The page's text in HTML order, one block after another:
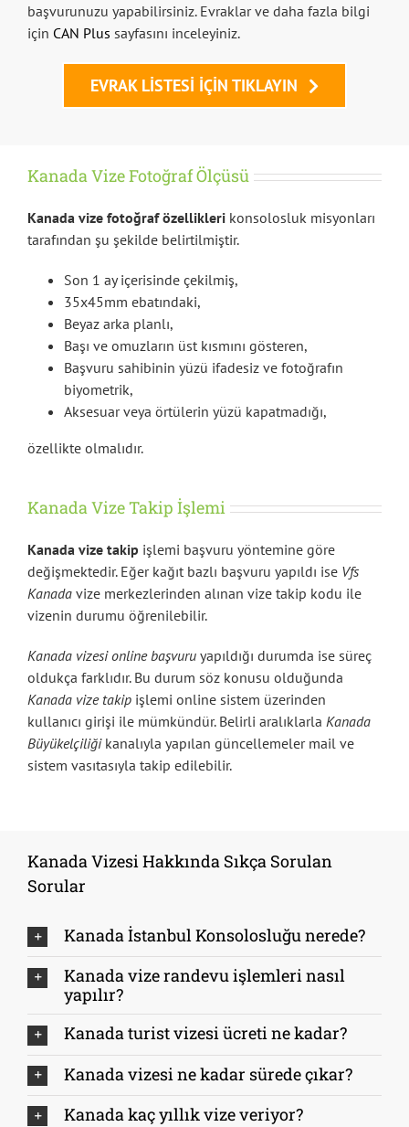
başvurunuzu yapabilirsiniz. Evraklar ve daha fazla bilgi
için CAN Plus sayfasını inceleyiniz.
EVRAK LISTESI IÇIN TIKLAYIN
Kanada Vize Fotoğraf Ölçüsü
Kanada vize fotoğraf özellikleri konsolosluk misyonları
tarafından şu şekilde belirtilmiştir.
Son 1 ay içerisinde çekilmiş,
35x45mm ebatındaki,
Beyaz arka planlı,
Başı ve omuzların üst kısmını gösteren,
Başvuru sahibinin yüzü ifadesiz ve fotoğrafın
biyometrik,
Aksesuar veya örtülerin yüzü kapatmadığı,
özellikte olmalıdır.
Kanada Vize Takip İşlemi
Kanada vize takip işlemi başvuru yöntemine göre
değişmektedir. Eğer kağıt bazlı başvuru yapıldı ise Vfs
Kanada vize merkezlerinden alınan vize takip kodu ile
vizenin durumu öğrenilebilir.
Kanada vizesi online başvuru yapıldığı durumda ise süreç
oldukça farklıdır. Bu durum söz konusu olduğunda
Kanada vize takip işlemi online sistem üzerinden
kullanıcı girişi ile mümkündür. Belirli aralıklarla Kanada
Büyükelçiliğikanalıyla yapılan güncellemeler mail ve
sistem vasıtasıyla takip edilebilir.
Kanada Vizesi Hakkında Sıkça Sorulan
Sorular
Kanada İstanbul Konsolosluğu nerede?
Kanada vize randevu işlemleri nasıl
yapılır?
Kanada turist vizesi ücreti ne kadar?
Kanada vizesi ne kadar sürede çıkar?
Kanada kaç yıllık vize veriyor?